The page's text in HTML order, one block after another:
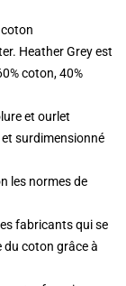
Heather Grey est
coton, 40%
et ourlet
surdimensionné
les normes de
fabricants qui se
du coton grâce à